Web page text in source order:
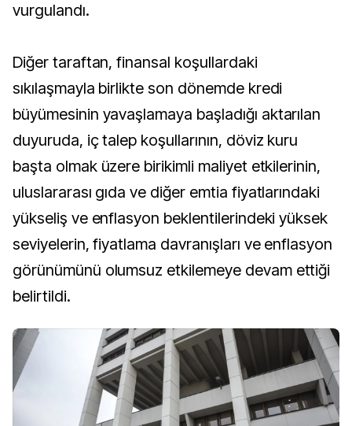
vurgulandı.
Diğer taraftan, finansal koşullardaki
sıkılaşmayla birlikte son dönemde kredi
büyümesinin yavaşlamaya başladığı aktarılan
duyuruda, iç talep koşullarının, döviz kuru
başta olmak üzere birikimli maliyet etkilerinin,
uluslararası gıda ve diğer emtia fiyatlarındaki
yükseliş ve enflasyon beklentilerindeki yüksek
seviyelerin, fiyatlama davranışları ve enflasyon
görünümünü olumsuz etkilemeye devam ettiği
belirtildi.